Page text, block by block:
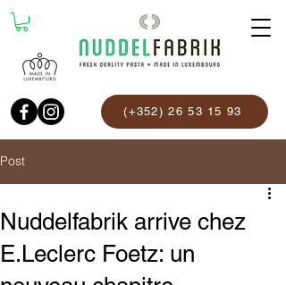
(+352) 26 53 15 93
Post
Nuddelfabrik arrive chez
E.Leclerc Foetz: un